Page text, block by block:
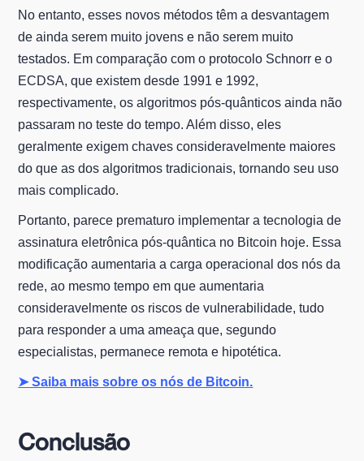
No entanto, esses novos métodos têm a desvantagem
de ainda serem muito jovens e não serem muito
testados. Em comparação com o protocolo Schnorr e o
ECDSA, que existem desde 1991 e 1992,
respectivamente, os algoritmos pós-quânticos ainda não
passaram no teste do tempo. Além disso, eles
geralmente exigem chaves consideravelmente maiores
do que as dos algoritmos tradicionais, tornando seu uso
mais complicado.
Portanto, parece prematuro implementar a tecnologia de
assinatura eletrônica pós-quântica no Bitcoin hoje. Essa
modificação aumentaria a carga operacional dos nós da
rede, ao mesmo tempo em que aumentaria
consideravelmente os riscos de vulnerabilidade, tudo
para responder a uma ameaça que, segundo
especialistas, permanece remota e hipotética.
➤ Saiba mais sobre os nós de Bitcoin.
Conclusão